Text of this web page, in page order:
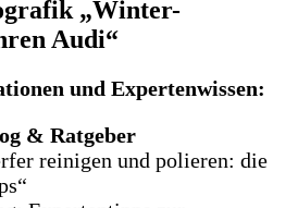
„Winter-
Audi“
und Expertenwissen:
& Ratgeber
reinigen und polieren: die